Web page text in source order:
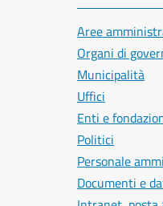
Aree
Organi di
Municipalità
Uffici
Enti e
Politici
Personale
Documenti e